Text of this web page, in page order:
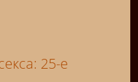
25-е